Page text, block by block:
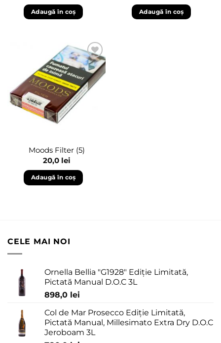
Adaugă în coș Adaugă în coș
Adaugă
în
wishlist
Moods Filter (5)
20,0 lei
Adaugă în coș
CELE MAI NOI
Ornella Bellia "G1928" Ediție Limitată,
Pictată Manual D.O.C 3L
898,0 lei
Col de Mar Prosecco Ediție Limitată,
Pictată Manual, Millesimato Extra Dry D.O.C
Jeroboam 3L